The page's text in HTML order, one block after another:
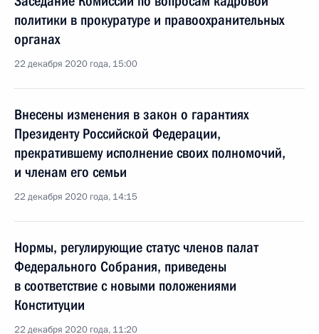
политики в прокуратуре и правоохранительных
органах
22 декабря 2020 года, 15:00
Внесены изменения в закон о гарантиях
Президенту Российской Федерации,
прекратившему исполнение своих полномочий,
и членам его семьи
22 декабря 2020 года, 14:15
Нормы, регулирующие статус членов палат
Федерального Собрания, приведены
в соответствие с новыми положениями
Конституции
22 декабря 2020 года, 11:20